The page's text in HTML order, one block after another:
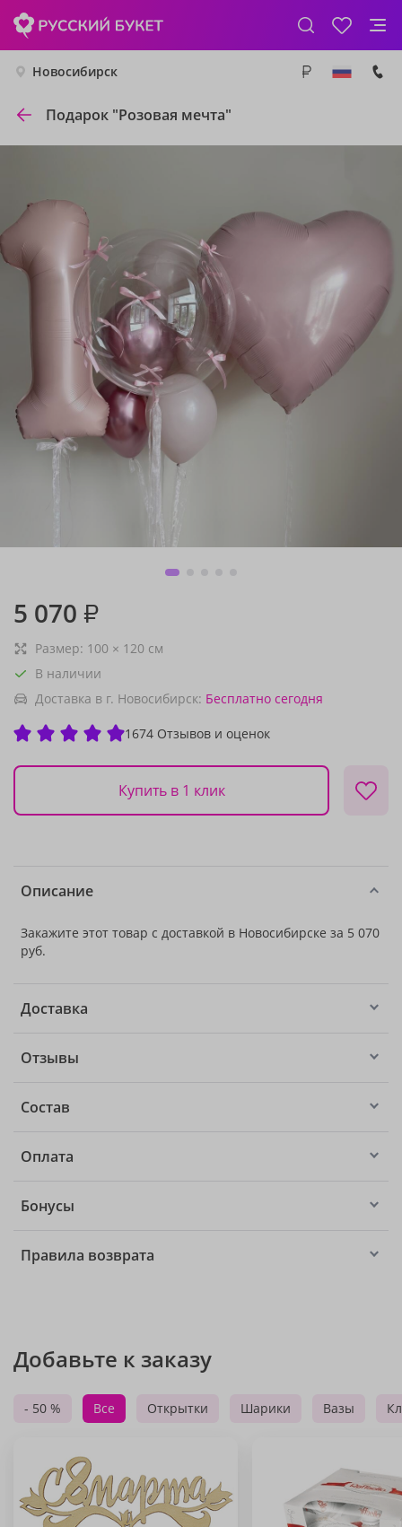
Новосибирск
Подарок "Розовая мечта"
5 070 ₽
Размер: 100 × 120 см
В наличии
Доставка в г. Новосибирск: Бесплатно сегодня
1674 Отзывов и оценок
Купить в 1 клик
Описание
Закажите этот товар с доставкой в Новосибирске за 5 070
руб.
Доставка
Отзывы
Состав
Оплата
Бонусы
Правила возврата
Добавьте к заказу
- 50 % Все Открытки Шарики Вазы